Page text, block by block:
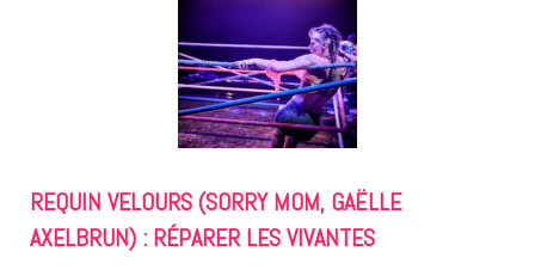
REQUIN VELOURS (SORRY MOM, GAËLLE
AXELBRUN) : RÉPARER LES VIVANTES